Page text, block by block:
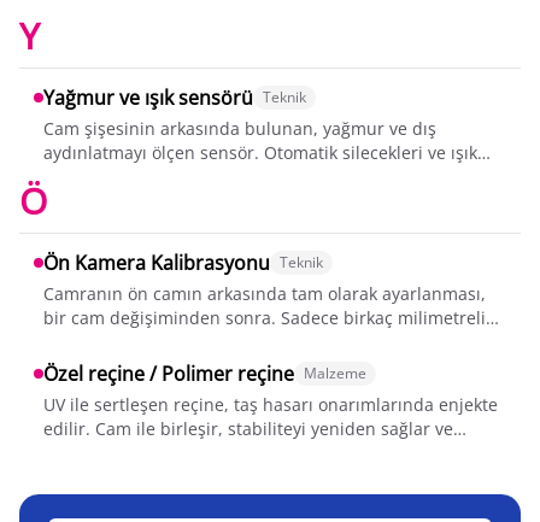
Y
Yağmur ve ışık sensörü Teknik
Cam şişesinin arkasında bulunan, yağmur ve dış
aydınlatmayı ölçen sensör. Otomatik silecekleri ve ışık
Ö
Ön Kamera Kalibrasyonu Teknik
Camranın ön camın arkasında tam olarak ayarlanması,
bir cam değişiminden sonra. Sadece birkaç milimetrelik
Özel reçine / Polimer reçine Malzeme
UV ile sertleşen reçine, taş hasarı onarımlarında enjekte
edilir. Cam ile birleşir, stabiliteyi yeniden sağlar ve